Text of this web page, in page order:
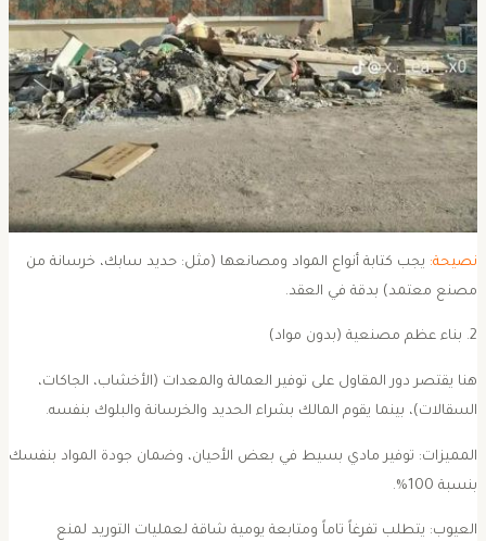
يجب كتابة أنواع المواد ومصانعها (مثل: حديد سابك، خرسانة من
معتمد) بدقة في العقد.
يقتصر دور المقاول على توفير العمالة والمعدات (الأخشاب، الجاكات،
بينما يقوم المالك بشراء الحديد والخرسانة والبلوك بنفسه.
توفير مادي بسيط في بعض الأحيان، وضمان جودة المواد بنفسك
100%.
يتطلب تفرغاً تاماً ومتابعة يومية شاقة لعمليات التوريد لمنع